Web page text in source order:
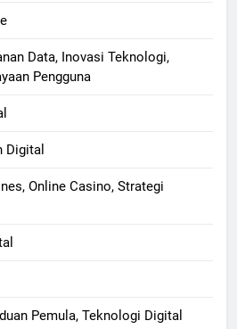
Data, Inovasi Teknologi,
Pengguna
Digital
Online Casino, Strategi
Pemula, Teknologi Digital